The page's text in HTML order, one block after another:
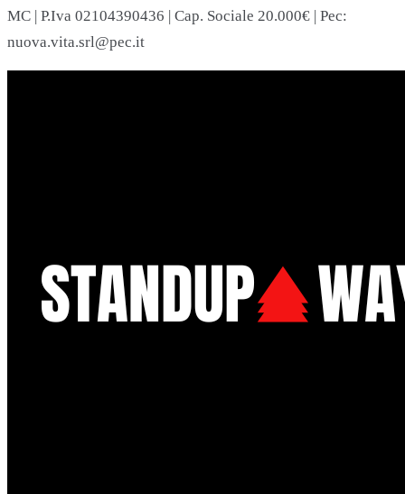
MC | P.Iva 02104390436 | Cap. Sociale 20.000€ | Pec:
nuova.vita.srl@pec.it